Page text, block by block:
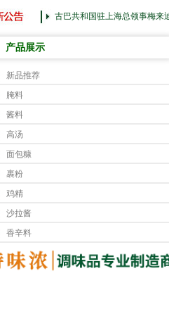
古巴共和国驻上海总领事梅来
产品展示
新品推荐
腌料
酱料
高汤
面包糠
裹粉
鸡精
沙拉酱
香辛料